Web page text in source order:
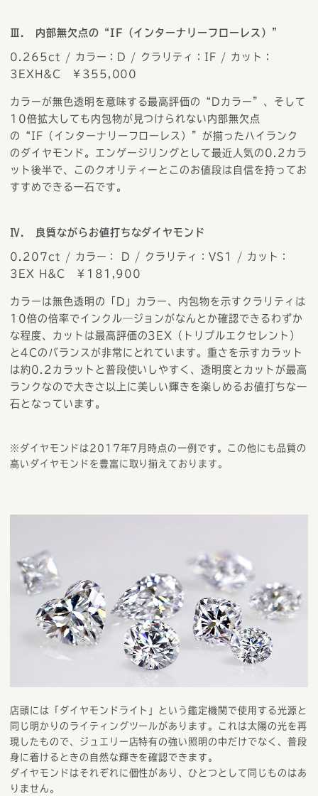
Ⅲ. 内部無欠点の“IF（インターナリーフローレス）”
0.265ct / カラー：D / クラリティ：IF / カット：
3EXH&C ￥355,000
カラーが無色透明を意味する最高評価の“Dカラー”、そして
10倍拡大しても内包物が見つけられない内部無欠点
の“IF（インターナリーフローレス）”が揃ったハイランク
のダイヤモンド。エンゲージリングとして最近人気の0.2カラ
ット後半で、このクオリティーとこのお値段は自信を持ってお
すすめできる一石です。
Ⅳ. 良質ながらお値打ちなダイヤモンド
0.207ct / カラー： D / クラリティ：VS1 / カット：
3EX H&C ￥181,900
カラーは無色透明の「D」カラー、内包物を示すクラリティは
10倍の倍率でインクル―ジョンがなんとか確認できるわずか
な程度、カットは最高評価の3EX（トリプルエクセレント）
と4Cのバランスが非常にとれています。重さを示すカラット
は約0.2カラットと普段使いしやすく、透明度とカットが最高
ランクなので大きさ以上に美しい輝きを楽しめるお値打ちな一
石となっています。
※ダイヤモンドは2017年7月時点の一例です。この他にも品質の
高いダイヤモンドを豊富に取り揃えております。
店頭には「ダイヤモンドライト」という鑑定機関で使用する光源と
同じ明かりのライティングツールがあります。これは太陽の光を再
現したもので、ジュエリー店特有の強い照明の中だけでなく、普段
身に着けるときの自然な輝きを確認できます。
ダイヤモンドはそれぞれに個性があり、ひとつとして同じものはあ
りません。